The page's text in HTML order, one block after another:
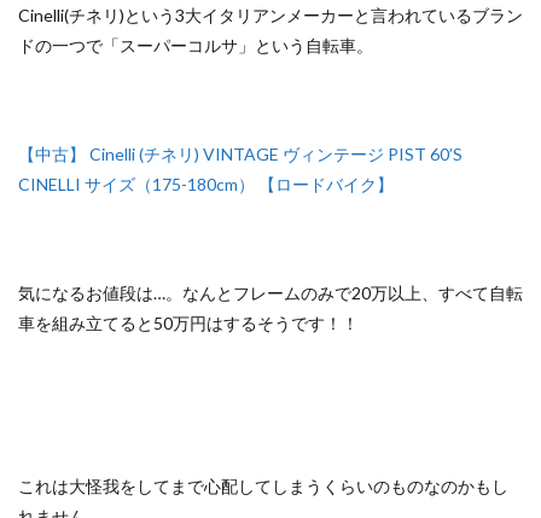
Cinelli(チネリ)という3大イタリアンメーカーと言われているブラン
ドの一つで「スーパーコルサ」という自転車。
【中古】 Cinelli (チネリ) VINTAGE ヴィンテージ PIST 60’S
CINELLI サイズ（175-180cm） 【ロードバイク】
気になるお値段は…。なんとフレームのみで20万以上、すべて自転
車を組み立てると50万円はするそうです！！
これは大怪我をしてまで心配してしまうくらいのものなのかもし